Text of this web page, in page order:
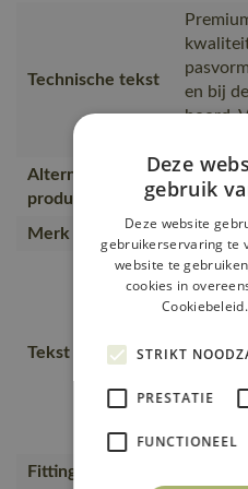
Technische tekst
en bij
boord.
Alternatieve
producten
00782-
Merk
Tekst usp
met
warm.,
met
langer
Fitting
18050-
Deze
gebruik
Deze website
gebruikerservaring te
website te
cookies in
Cookiebeleid.
STRIKT
PRESTATIE
FUNCTIONEEL